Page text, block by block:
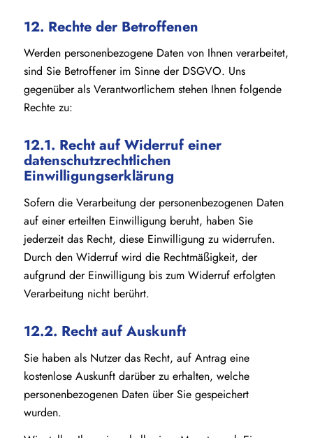
12. Rechte der Betroffenen
Werden personenbezogene Daten von Ihnen verarbeitet,
sind Sie Betroffener im Sinne der DSGVO. Uns
gegenüber als Verantwortlichem stehen Ihnen folgende
Rechte zu:
12.1. Recht auf Widerruf einer
datenschutzrechtlichen
Einwilligungserklärung
Sofern die Verarbeitung der personenbezogenen Daten
auf einer erteilten Einwilligung beruht, haben Sie
jederzeit das Recht, diese Einwilligung zu widerrufen.
Durch den Widerruf wird die Rechtmäßigkeit, der
aufgrund der Einwilligung bis zum Widerruf erfolgten
Verarbeitung nicht berührt.
12.2. Recht auf Auskunft
Sie haben als Nutzer das Recht, auf Antrag eine
kostenlose Auskunft darüber zu erhalten, welche
personenbezogenen Daten über Sie gespeichert
wurden.